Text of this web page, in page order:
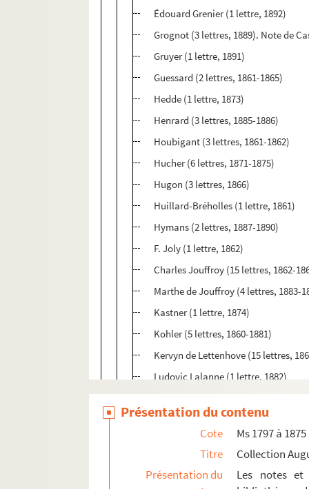
Édouard Grenier (1 lettre, 1892)
Grognot (3 lettres, 1889). Note de
Gruyer (1 lettre, 1891)
Guessard (2 lettres, 1861-1865)
Hedde (1 lettre, 1873)
Henrard (3 lettres, 1885-1886)
Houbigant (3 lettres, 1861-1862)
Hucher (6 lettres, 1871-1875)
Hugon (3 lettres, 1866)
Huillard-Bréholles (1 lettre, 1861)
Hymans (2 lettres, 1887-1890)
F. Joly (1 lettre, 1862)
Charles Jouffroy (15 lettres, 1862-
Marthe de Jouffroy (4 lettres, 1883-
Kastner (1 lettre, 1874)
Kohler (5 lettres, 1860-1881)
Kervyn de Lettenhove (15 lettres,
Ludovic Lalanne (1 lettre, 1882)
Lorédan Larchey (2 lettres, s. d.)
Ferdinand et Robert de Lasteyrie
Victor Le Clerc (1 lettre, 1857)
De Laubespin (6 lettres, 1878-1888)
1. Lettres adressées à A. Castan par
Présentation du contenu
Cote
Ms 1797 à 1875
Titre
Collection
Présentation du
Les notes